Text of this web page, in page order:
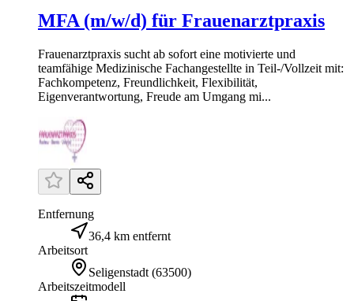
MFA (m/w/d) für Frauenarztpraxis
Frauenarztpraxis sucht ab sofort eine motivierte und
teamfähige Medizinische Fachangestellte in Teil-/Vollzeit mit:
Fachkompetenz, Freundlichkeit, Flexibilität,
Eigenverantwortung, Freude am Umgang mi...
Entfernung
36,4 km entfernt
Arbeitsort
Seligenstadt (63500)
Arbeitszeitmodell